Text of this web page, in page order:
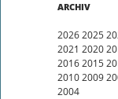
ARCHIV
2026 2025
2021 2020
2016 2015
2010 2009
2004